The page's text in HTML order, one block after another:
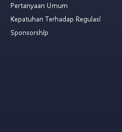
Pertanyaan Umum
Kepatuhan Terhadap Regulasi
Sponsorship